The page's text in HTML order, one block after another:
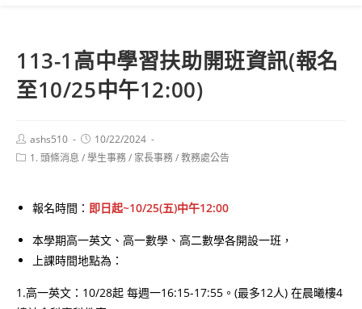
113-1高中學習扶助開班資訊(報名
至10/25中午12:00)
Post
author:
ashs510
Post
published:
10/22/2024
Post1. 頭條消息 /學生事務/ 家長事務/教務處公告
報名時間： 即日起~10/25(五)中午12:00
本學期高一英文、高一數學、高二數學各開設一班，
上課時間地點為：
1.高一英文：10/28起 每週一16:15-17:55。(最多12人) 在晨曦樓4